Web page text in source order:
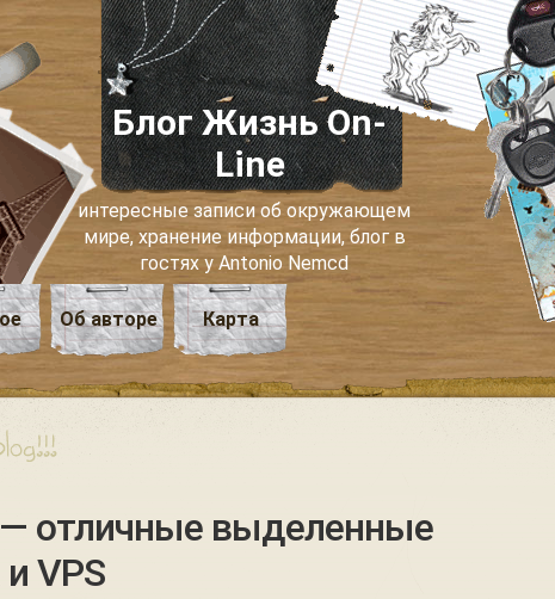
Блог Жизнь On-
Line
интересные записи об окружающем
мире, хранение информации, блог в
гостях у Antonio Nemcd
Об авторе Карта
отличные выделенные
VPS